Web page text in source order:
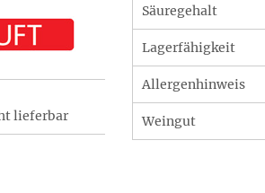
lieferbar
Säuregehalt
Lagerfähigkeit
Allergenhinweis
Weingut